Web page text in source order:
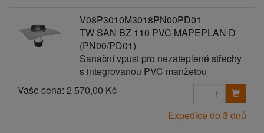
V08P3010M3018PN00PD01
TW SAN BZ 110 PVC MAPEPLAN D
(PN00/PD01)
Sanační vpust pro nezateplené střechy
s integrovanou PVC manžetou
Vaše cena: 2 570,00 Kč
Expedice do 3 dnů